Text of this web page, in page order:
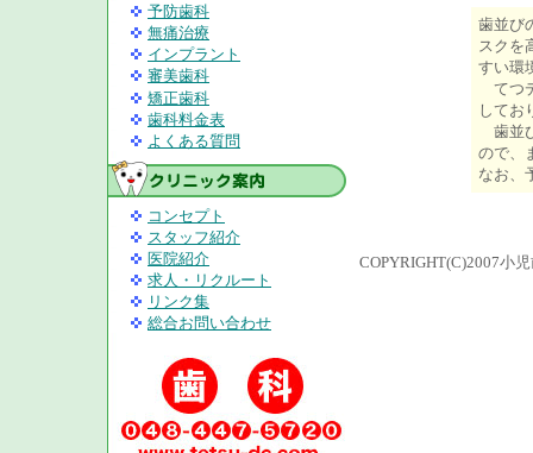
予防歯科
無痛治療
インプラント
審美歯科
矯正歯科
歯科料金表
よくある質問
コンセプト
スタッフ紹介
医院紹介
求人・リクルート
リンク集
総合お問い合わせ
歯並び
スクを
すい環
てつ
してお
歯並
ので、
なお、
COPYRIGHT(C)2007小